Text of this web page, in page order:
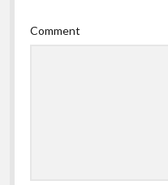
Comment